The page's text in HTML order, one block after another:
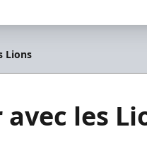
Lions
les